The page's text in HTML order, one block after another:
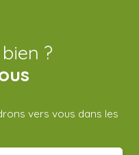
?
vers vous dans les